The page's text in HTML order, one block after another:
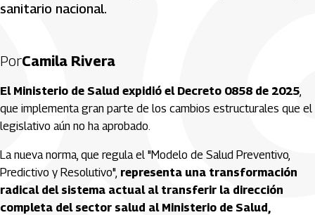
sanitario nacional.
PorCamila Rivera
El Ministerio de Salud expidió el Decreto 0858 de 2025,
que implementa gran parte de los cambios estructurales que el
legislativo aún no ha aprobado.
La nueva norma, que regula el "Modelo de Salud Preventivo,
Predictivo y Resolutivo", representa una transformación
radical del sistema actual al transferir la dirección
completa del sector salud al Ministerio de Salud,